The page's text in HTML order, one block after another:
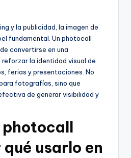
y la publicidad, la imagen de
fundamental. Un photocall
convertirse en una
la identidad visual de
ferias y presentaciones. No
fotografías, sino que
de generar visibilidad y
photocall
usarlo en